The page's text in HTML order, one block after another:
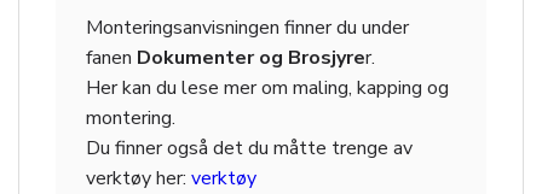
Monteringsanvisningen finner du under
fanen Dokumenter og Brosjyrer.
Her kan du lese mer om maling, kapping og
montering.
Du finner også det du måtte trenge av
verktøy her: verktøy